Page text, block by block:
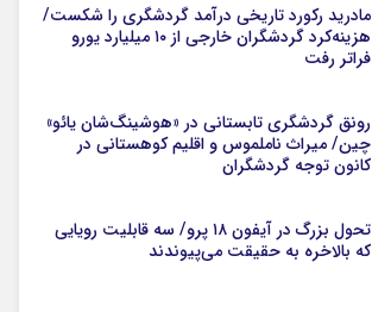
مادرید رکورد تاریخی درآمد گردشگری را شکست/
هزینه‌کرد گردشگران خارجی از ۱۰ میلیارد یورو
فراتر رفت
رونق گردشگری تابستانی در «هوشینگ‌شان یائو»
چین/ میراث ناملموس و اقلیم کوهستانی در
کانون توجه گردشگران
تحول بزرگ در آیفون ۱۸ پرو/ سه قابلیت رویایی
که بالاخره به حقیقت می‌پیوندند